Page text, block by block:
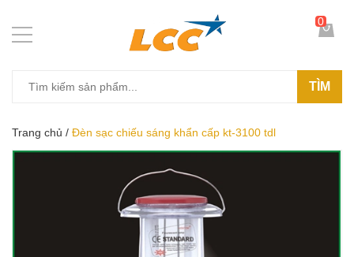
TÌM
0
Trang chủ / Đèn sạc chiếu sáng khẩn cấp kt-3100 tdl